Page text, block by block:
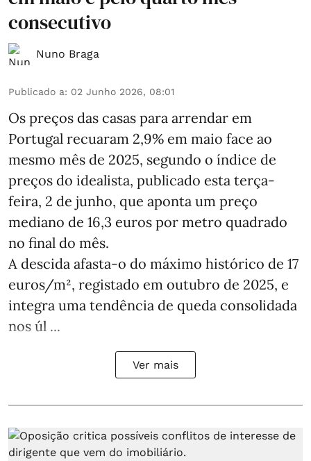
consecutivo
Nuno Braga
Publicado a: 02 Junho 2026, 08:01
Os preços das casas para arrendar em
Portugal recuaram 2,9% em maio face ao
mesmo mês de 2025, segundo o índice de
preços do idealista, publicado esta terça-
feira, 2 de junho, que aponta um preço
mediano de 16,3 euros por metro quadrado
no final do mês.
A descida afasta‑o do máximo histórico de 17
euros/m², registado em outubro de 2025, e
integra uma tendência de queda consolidada
nos úl ...
Ver mais